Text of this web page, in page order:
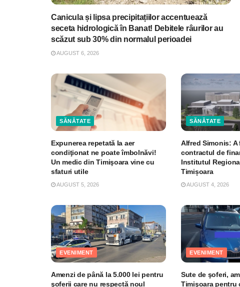
Canicula și lipsa precipitațiilor accentuează
seceta hidrologică în Banat! Debitele râurilor au
scăzut sub 30% din normalul perioadei
AUGUST 6, 2026
SĂNĂTATE
Expunerea repetată la aer
condiţionat ne poate îmbolnăvi!
Un medic din Timişoara vine cu
sfaturi utile
AUGUST 5, 2026
SĂNĂTATE
Alfred Simonis: A
contractul de
Institutul
Timișoara
AUGUST 4, 2026
EVENIMENT
Amenzi de până la 5.000 lei pentru
şoferii care nu respectă noul
EVENIMENT
Sute de şoferi,
Timişoara pentru